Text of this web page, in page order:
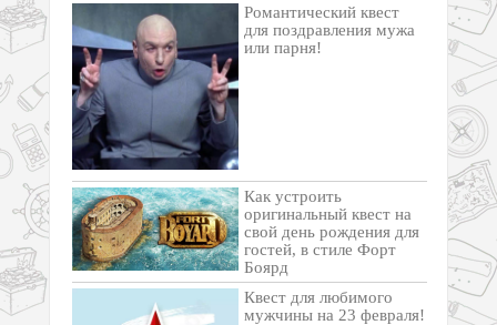
Романтический квест
для поздравления мужа
или парня!
Как устроить
оригинальный квест на
свой день рождения для
гостей, в стиле Форт
Боярд
Квест для любимого
мужчины на 23 февраля!